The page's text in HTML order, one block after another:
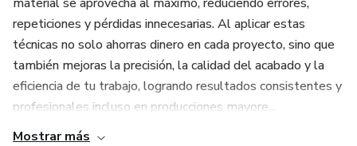
repeticiones y pérdidas innecesarias. Al aplicar estas
técnicas no solo ahorras dinero en cada proyecto, sino que
también mejoras la precisión, la calidad del acabado y la
eficiencia de tu trabajo, logrando resultados consistentes y
profesionales incluso en producciones mayore...
Mostrar más